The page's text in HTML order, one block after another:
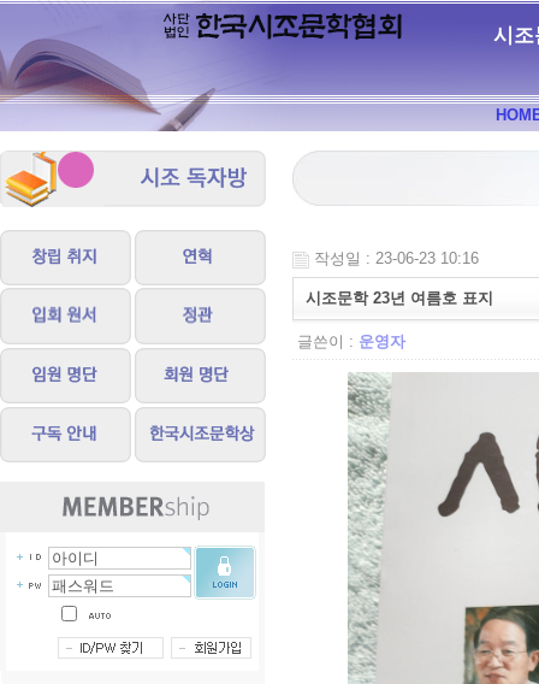
시조
작성일 : 23-06-23 10:16
시조문학 23년 여름호 표지
글쓴이 : 운영자